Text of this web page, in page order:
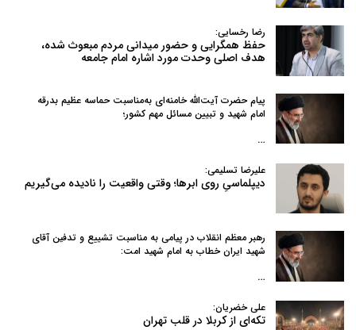
رضا رخسایی:
حفظ همگرایی و حضور میدانی مردم مبعوث شده،
هدف اصلی وحدت مورد اشاره امام جامعه
پیام حضرت آیت‌الله خامنه‌ای به‌مناسبت حماسه عظیم بدرقه
امام شهید و تبیین مسائل مهم کشور؛
…
علیرضا تسلیمی:
دیپلماسیِ روی ابرها؛ وقتی واقعیت را نادیده می‌گیریم
رهبر معظم انقلاب در پیامی به‌ مناسبت تشییع و تدفین آقای
شهید ایران خطاب به امام شهید امت:
…
علی خضریان:
تکه‌ای از کربلا در قلب تهران